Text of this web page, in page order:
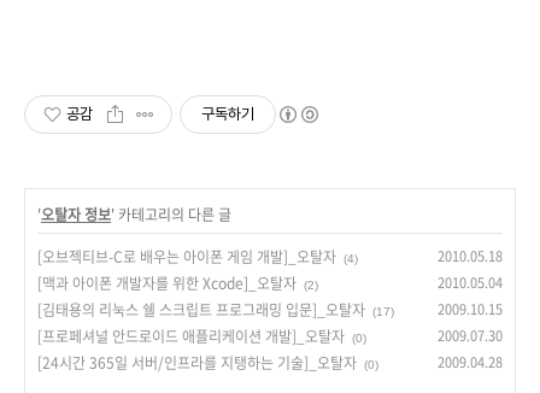
공감 구독하기
'오탈자 정보' 카테고리의 다른 글
[오브젝티브-C로 배우는 아이폰 게임 개발]_오탈자 (4) 2010.05.18
[맥과 아이폰 개발자를 위한 Xcode]_오탈자 (2) 2010.05.04
[김태용의 리눅스 쉘 스크립트 프로그래밍 입문]_오탈자 (17) 2009.10.15
[프로페셔널 안드로이드 애플리케이션 개발]_오탈자 (0) 2009.07.30
[24시간 365일 서버/인프라를 지탱하는 기술]_오탈자 (0) 2009.04.28